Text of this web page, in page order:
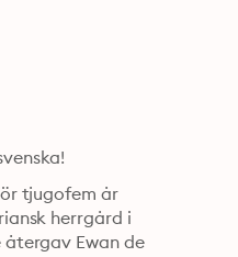
tjugofem år
herrgård i
Ewan de